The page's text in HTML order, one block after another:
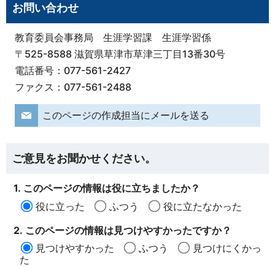
お問い合わせ
教育委員会事務局 生涯学習課 生涯学習係
〒525-8588 滋賀県草津市草津三丁目13番30号
電話番号：077-561-2427
ファクス：077-561-2488
このページの作成担当にメールを送る
ご意見をお聞かせください。
1. このページの情報は役に立ちましたか？
役に立った
ふつう
役に立たなかった
2. このページの情報は見つけやすかったですか？
見つけやすかった
ふつう
見つけにくかっ
た